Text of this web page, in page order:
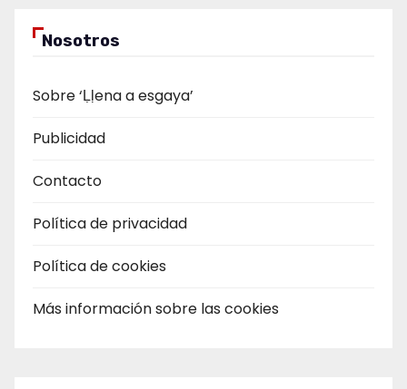
Nosotros
Sobre ‘Ḷḷena a esgaya’
Publicidad
Contacto
Política de privacidad
Política de cookies
Más información sobre las cookies